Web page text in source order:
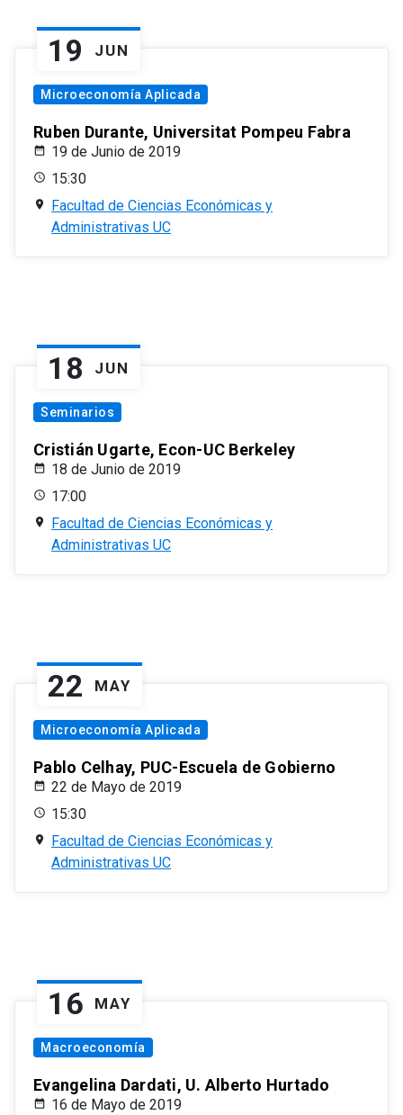
19 JUN
Microeconomía Aplicada
Ruben Durante, Universitat Pompeu Fabra
19 de Junio de 2019
15:30
Facultad de Ciencias Económicas y
Administrativas UC
18 JUN
Seminarios
Cristián Ugarte, Econ-UC Berkeley
18 de Junio de 2019
17:00
Facultad de Ciencias Económicas y
Administrativas UC
22 MAY
Microeconomía Aplicada
Pablo Celhay, PUC-Escuela de Gobierno
22 de Mayo de 2019
15:30
Facultad de Ciencias Económicas y
Administrativas UC
16 MAY
Macroeconomía
Evangelina Dardati, U. Alberto Hurtado
16 de Mayo de 2019